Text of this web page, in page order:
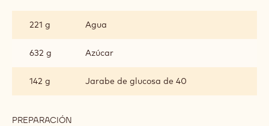
TURRÓN
DE
JENGIBRE
221 g Agua
632 g Azúcar
142 g Jarabe de glucosa de 40
PREPARACIÓN